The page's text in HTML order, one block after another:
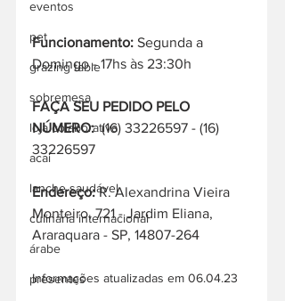
eventos
pet
grazing table
sobremesa
loja colaborativa
acai
lanche saudável
culinária internacional
árabe
presentes
Funcionamento: Segunda a
Domingo - 17hs às 23:30h
FAÇA SEU PEDIDO PELO
NÚMERO: (16) 33226597 - (16)
33226597
Endereço: R. Alexandrina Vieira
Monteiro, 721 - Jardim Eliana,
Araraquara - SP, 14807-264
Informações atualizadas em 06.04.23